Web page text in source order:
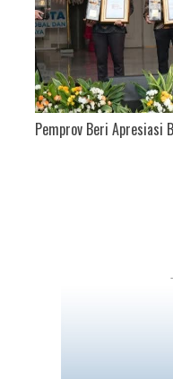
Pemprov Beri Apresiasi